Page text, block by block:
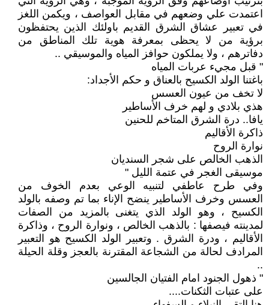
اعتمدت علي وضعهم في مقابل العواصف ، ويكمن اللغز
في تعبير عشاق الشرق القديم باولئك الذين يحتفظون
برؤية من لا يحظى بمعرفة هوية تلك المناطق من
دفاترهم ، ولا يملكون حوافز المياه والموسيقي ..
" قبل مجيء عربات المياه
باغتنا الولد الكسيح بالعناق و حكم الأجداد:
لا تخف من عيون العسس
هذي بلادي و لهم خرف الأساطير
يافا.. درة الشرق المتاخم للحنين
ذاكرة الأقاليم
نوارة الروح
الذهب الخالص على شجر السنديان
موسيقى الغجر في عتمة الليل "
وفي طرح عاطفي لتنبيه الوعي بعدم الخوف من
العسس وخرف الأساطير ينضح الإناء بما تم وصفه بالولد
الكسيح ، وهو الولد الذي يتغنى بالمزيد من الصفات
لمدينته فيصفها : بالذهب الخالص ، ونوارة الروح ، وذاكرة
الأقاليم ، ودرة الشرق . وتعبير الولد الكسيح هو التعبير
المرادف لحالة من الشجاعة المقترنة بالعجز وقلة الحيلة
..
" ذهول الجنود امام الفتيان الجالسين
على عتبات الثكنات....